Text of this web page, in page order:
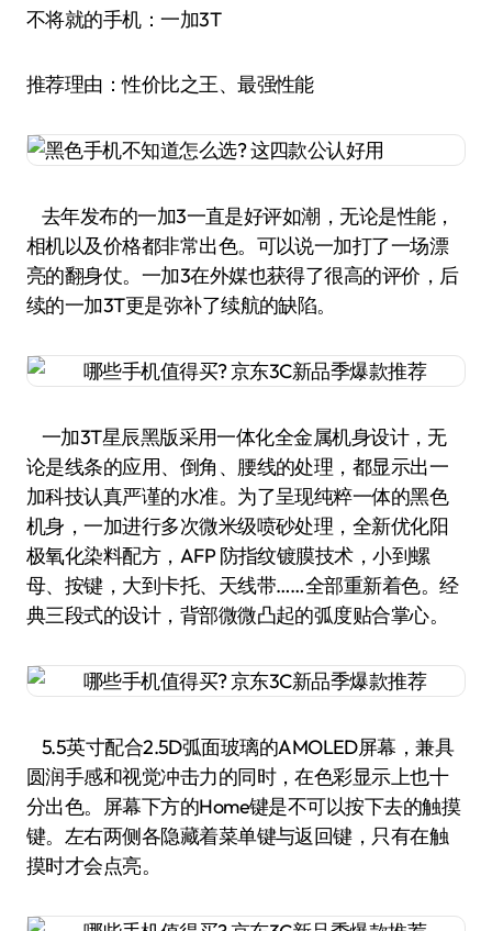
不将就的手机：一加3T
推荐理由：性价比之王、最强性能
去年发布的一加3一直是好评如潮，无论是性能，
相机以及价格都非常出色。可以说一加打了一场漂
亮的翻身仗。一加3在外媒也获得了很高的评价，后
续的一加3T更是弥补了续航的缺陷。
一加3T星辰黑版采用一体化全金属机身设计，无
论是线条的应用、倒角、腰线的处理，都显示出一
加科技认真严谨的水准。为了呈现纯粹一体的黑色
机身，一加进行多次微米级喷砂处理，全新优化阳
极氧化染料配方，AFP 防指纹镀膜技术，小到螺
母、按键，大到卡托、天线带……全部重新着色。经
典三段式的设计，背部微微凸起的弧度贴合掌心。
5.5英寸配合2.5D弧面玻璃的AMOLED屏幕，兼具
圆润手感和视觉冲击力的同时，在色彩显示上也十
分出色。屏幕下方的Home键是不可以按下去的触摸
键。左右两侧各隐藏着菜单键与返回键，只有在触
摸时才会点亮。